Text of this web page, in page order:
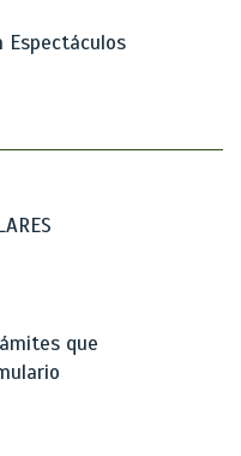
Espectáculos
que